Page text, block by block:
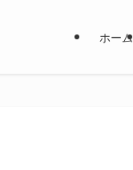
ホーム